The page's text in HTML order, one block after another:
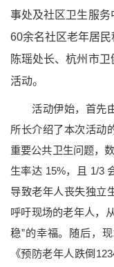
事处及社区卫生服
60余名社区老年居
陈瑶处长、杭州市
活动。
活动伊始，首先由
所长介绍了本次活动
重要公共卫生问题，
生率达 15%，且 1/3
导致老年人丧失独立
呼吁现场的老年人，
稳”的幸福。随后，
《预防老年人跌倒